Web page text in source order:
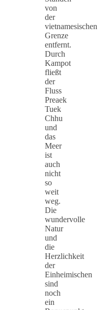
von
der
vietnamesischen
Grenze
entfernt.
Durch
Kampot
fließt
der
Fluss
Preaek
Tuek
Chhu
und
das
Meer
ist
auch
nicht
so
weit
weg.
Die
wundervolle
Natur
und
die
Herzlichkeit
der
Einheimischen
sind
noch
ein